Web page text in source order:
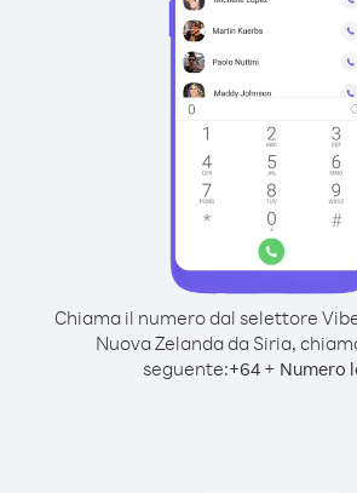
Chiama il numero dal selettore
Nuova Zelanda da Siria,
seguente:+64+ Numero